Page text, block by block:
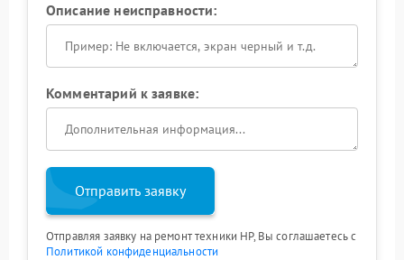
Описание неисправности:
Комментарий к заявке:
Отправить заявку
Отправляя заявку на ремонт техники HP, Вы соглашаетесь с
Политикой конфиденциальности